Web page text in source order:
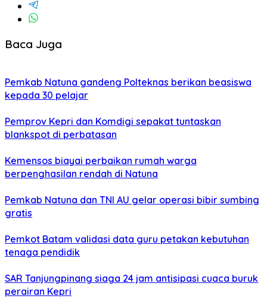
Baca Juga
Pemkab Natuna gandeng Polteknas berikan beasiswa
kepada 30 pelajar
Pemprov Kepri dan Komdigi sepakat tuntaskan
blankspot di perbatasan
Kemensos biayai perbaikan rumah warga
berpenghasilan rendah di Natuna
Pemkab Natuna dan TNI AU gelar operasi bibir sumbing
gratis
Pemkot Batam validasi data guru petakan kebutuhan
tenaga pendidik
SAR Tanjungpinang siaga 24 jam antisipasi cuaca buruk
perairan Kepri